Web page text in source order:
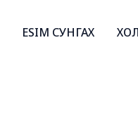
ESIM СУНГАХ